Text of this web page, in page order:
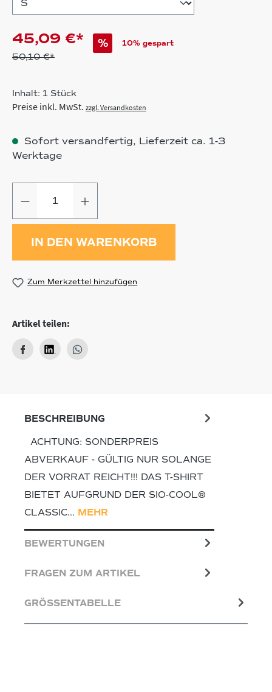
45,09 €*
50,10 €*
% 10% gespart
Inhalt: 1 Stück
Preise inkl. MwSt. zzgl. Versandkosten
Sofort versandfertig, Lieferzeit ca. 1-3
Werktage
IN DEN WARENKORB
Zum Merkzettel hinzufügen
Artikel teilen:
BESCHREIBUNG
ACHTUNG: SONDERPREIS
ABVERKAUF - GÜLTIG NUR SOLANGE
DER VORRAT REICHT!!! DAS T-SHIRT
BIETET AUFGRUND DER SIO-COOL®
CLASSIC… MEHR
BEWERTUNGEN
FRAGEN ZUM ARTIKEL
GRÖSSENTABELLE